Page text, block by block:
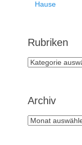
Hause
Rubriken
Rubriken
Archiv
Archiv